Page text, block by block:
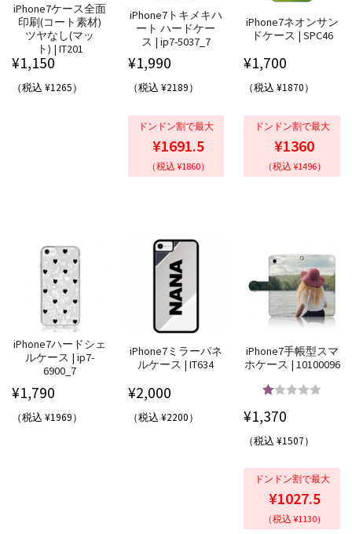
iPhone7ケース全面
印刷(コート素材)
ツヤなし(マッ
ト) | IT201
¥1,150
（税込 ¥1265）
iPhone7トキメキハ
ート ハードケー
ス | ip7-5037_7
¥1,990
（税込 ¥2189）
ドンドン割で最大
¥1691.5
（税込 ¥1860）
iPhone7ネオンサン
ドケース | SPC46
¥1,700
（税込 ¥1870）
ドンドン割で最大
¥1360
（税込 ¥1496）
iPhone7ハードシェ
ルケース | ip7-
6900_7
¥1,790
（税込 ¥1969）
iPhone7ミラーパネ
ルケース | IT634
¥2,000
（税込 ¥2200）
iPhone7手帳型スマ
ホケース | 10100096
の評価
¥1,370
（税込 ¥1507）
ドンドン割で最大
¥1027.5
（税込 ¥1130）